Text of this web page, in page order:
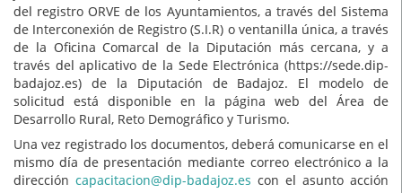
del registro ORVE de los Ayuntamientos, a través del Sistema
de Interconexión de Registro (S.I.R) o ventanilla única, a través
de la Oficina Comarcal de la Diputación más cercana, y a
través del aplicativo de la Sede Electrónica (https://sede.dip-
badajoz.es) de la Diputación de Badajoz. El modelo de
solicitud está disponible en la página web del Área de
Desarrollo Rural, Reto Demográfico y Turismo.
Una vez registrado los documentos, deberá comunicarse en el
mismo día de presentación mediante correo electrónico a la
dirección capacitacion@dip-badajoz.es con el asunto acción